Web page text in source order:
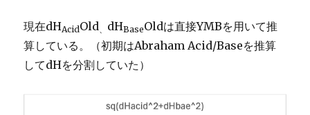
現在dHAcidOld dHBaseOldは直接YMBを用いて推
算している。（初期はAbraham Acid/Baseを推算
してdHを分割していた）